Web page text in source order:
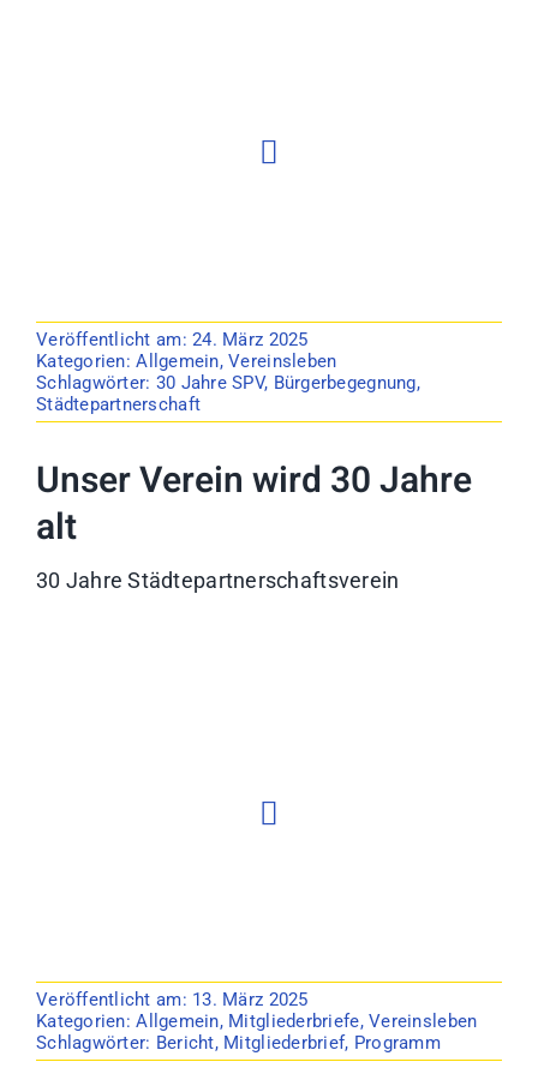
Veröffentlicht am: 24. März 2025
Kategorien:Allgemein,Vereinsleben
Schlagwörter: 30 Jahre SPV, Bürgerbegegnung,
Städtepartnerschaft
Unser Verein wird 30 Jahre
alt
30 Jahre Städtepartnerschaftsverein
Veröffentlicht am: 13. März 2025
Kategorien:Allgemein, Mitgliederbriefe,Vereinsleben
Schlagwörter: Bericht, Mitgliederbrief, Programm